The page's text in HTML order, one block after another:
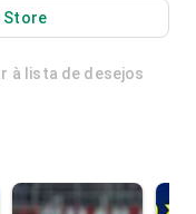
Store
à lista de desejos